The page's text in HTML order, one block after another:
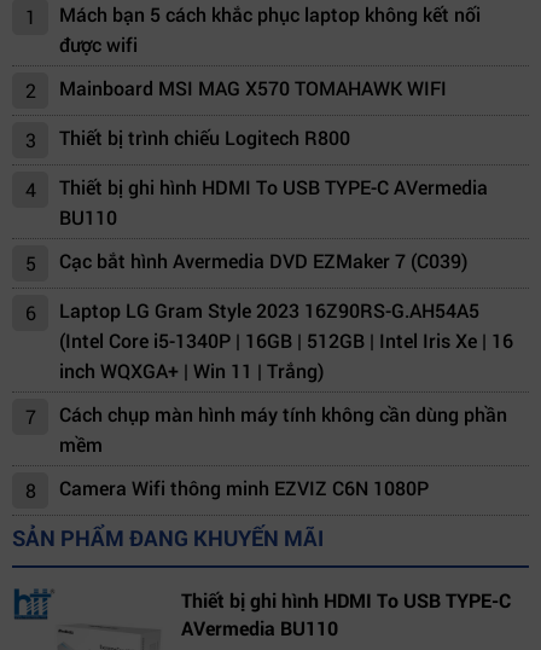
1
Mách bạn 5 cách khắc phục laptop không kết nối
được wifi
2
Mainboard MSI MAG X570 TOMAHAWK WIFI
3 Thiết bị trình chiếu Logitech R800
4
Thiết bị ghi hình HDMI To USB TYPE-C AVermedia
BU110
5
Cạc bắt hình Avermedia DVD EZMaker 7 (C039)
6
Laptop LG Gram Style 2023 16Z90RS-G.AH54A5
(Intel Core i5-1340P | 16GB | 512GB | Intel Iris Xe | 16
inch WQXGA+ | Win 11 | Trắng)
7
Cách chụp màn hình máy tính không cần dùng phần
mềm
8
Camera Wifi thông minh EZVIZ C6N 1080P
SẢN PHẨM ĐANG KHUYẾN MÃI
Thiết bị ghi hình HDMI To USB TYPE-C
AVermedia BU110